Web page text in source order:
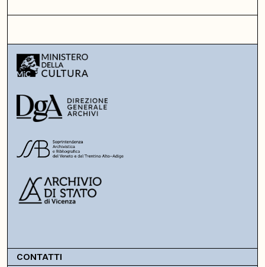
CONTATTI